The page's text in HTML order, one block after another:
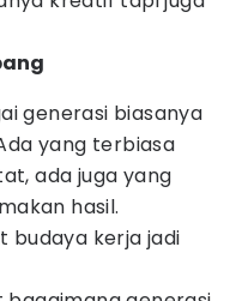
generasi biasanya
yang terbiasa
ada juga yang
hasil.
budaya kerja jadi